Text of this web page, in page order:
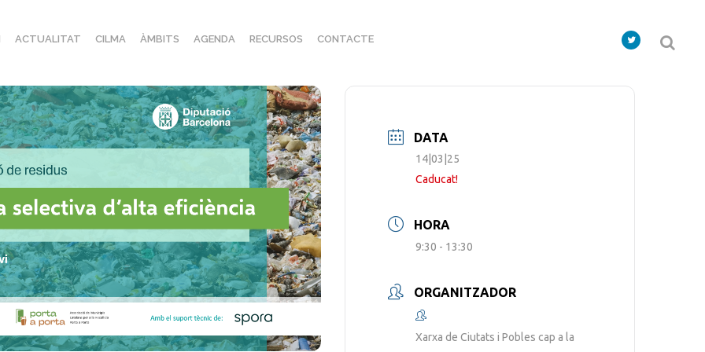
ACTUALITAT CILMA ÀMBITS AGENDA RECURSOS CONTACTE
DATA
14|03|25
Caducat!
HORA
9:30 - 13:30
ORGANITZADOR
Xarxa de Ciutats i Pobles cap a la